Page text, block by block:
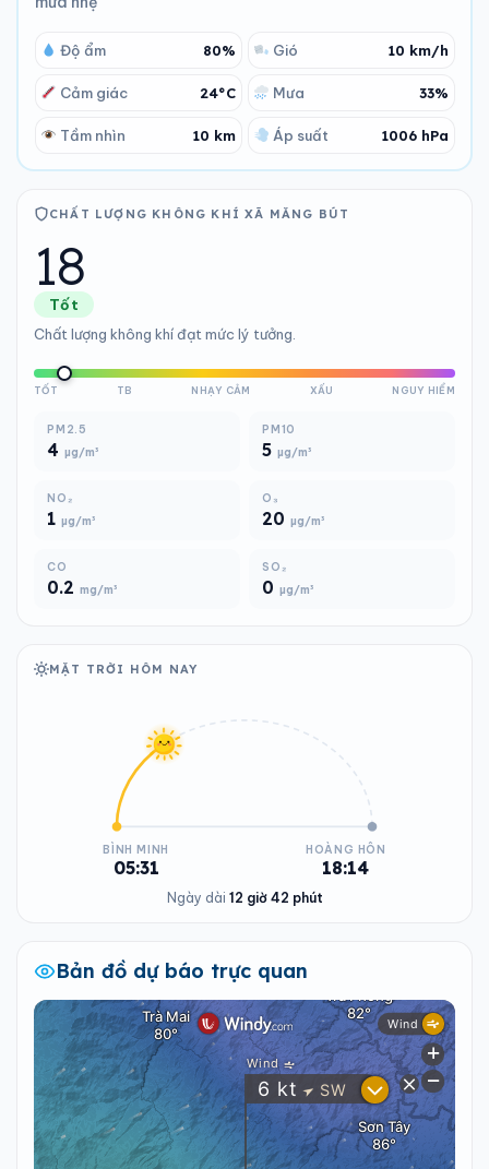
Độ ẩm 80% Gió 10 km/h
Cảm giác 24°C Mưa 33%
Tầm nhìn 10 km Áp suất 1006 hPa
CHẤT LƯỢNG KHÔNG KHÍ XÃ MĂNG BÚT
18
Tốt
Chất lượng không khí đạt mức lý tưởng.
TỐT TB NHẠY CẢM XẤU NGUY HIỂM
PM2.5
4 µg/m³
PM10
5 µg/m³
NO₂
1 µg/m³
O₃
20 µg/m³
CO
0.2 mg/m³
SO₂
0 µg/m³
MẶT TRỜI HÔM NAY
BÌNH MINH
05:31
HOÀNG HÔN
18:14
Ngày dài 12 giờ 42 phút
Bản đồ dự báo trực quan